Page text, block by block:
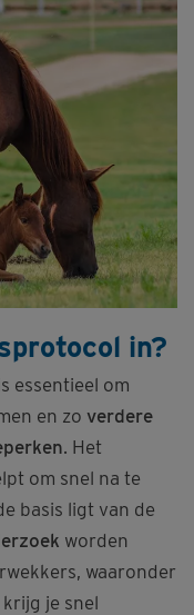
in?
essentieel om
en zo verdere
. Het
om snel na te
basis ligt van de
worden
waaronder
je snel